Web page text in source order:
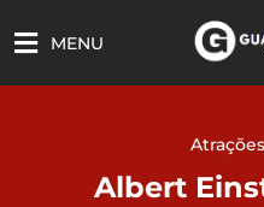
para
MENU
Atrações
Albert